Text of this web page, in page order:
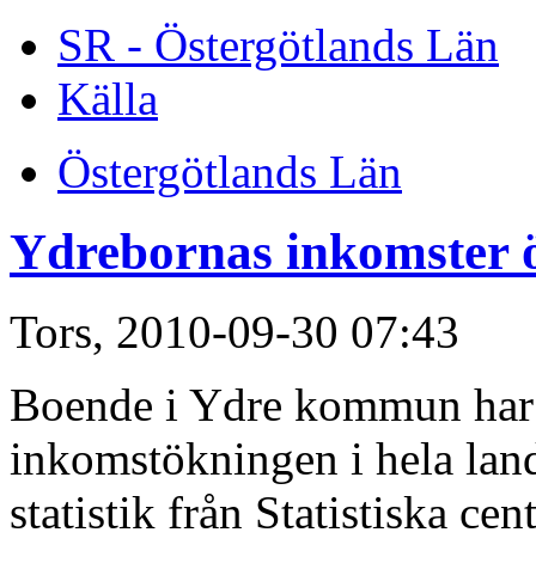
SR - Östergötlands Län
Källa
Östergötlands Län
Ydrebornas inkomster
Tors, 2010-09-30 07:43
Boende i Ydre kommun
inkomstökningen i hela
statistik från Statistiska